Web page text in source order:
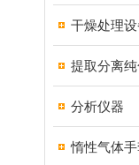
干燥处理设
提取分离
分析仪器
惰性气体